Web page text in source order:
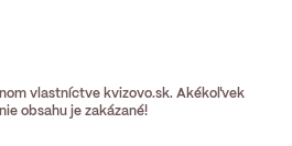
vlastníctve kvizovo.sk. Akékoľvek
obsahu je zakázané!